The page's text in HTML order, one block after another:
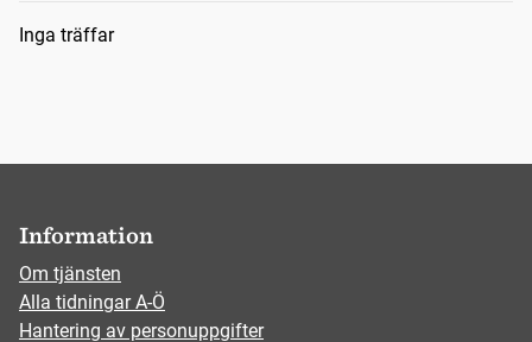
Sökresultat
Inga träffar
Information
Om tjänsten
Alla tidningar A-Ö
Hantering av personuppgifter